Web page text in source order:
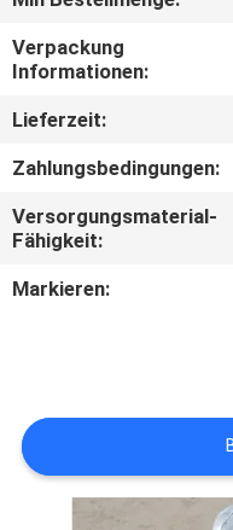
TRETEN
SIE
MIT
UNS
IN
VERBINDUNG
FÄLLE
SITEMAP
Verpackung
Informationen:
Lieferzeit:
Zahlungsbedingungen:
Versorgungsmaterial-
Fähigkeit:
Markieren: